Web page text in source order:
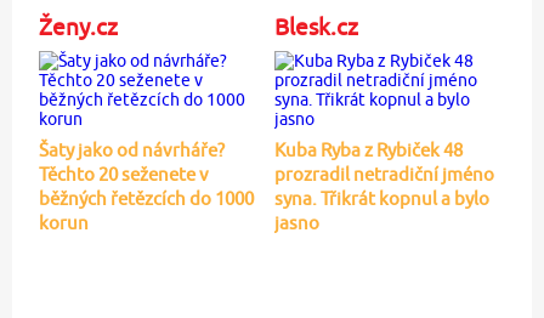
Ženy.cz
Šaty jako od návrháře?
Těchto 20 seženete v
běžných řetězcích do 1000
korun
Blesk.cz
Kuba Ryba z Rybiček 48
prozradil netradiční jméno
syna. Třikrát kopnul a bylo
jasno